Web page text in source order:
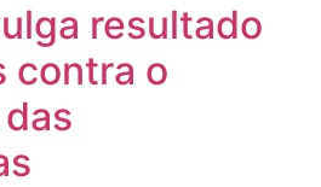
resultado
contra o